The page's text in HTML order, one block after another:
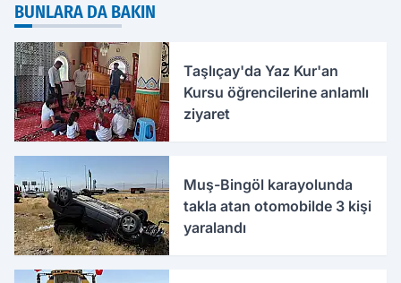
BUNLARA DA BAKIN
Taşlıçay'da Yaz Kur'an
Kursu öğrencilerine anlamlı
ziyaret
Muş-Bingöl karayolunda
takla atan otomobilde 3 kişi
yaralandı